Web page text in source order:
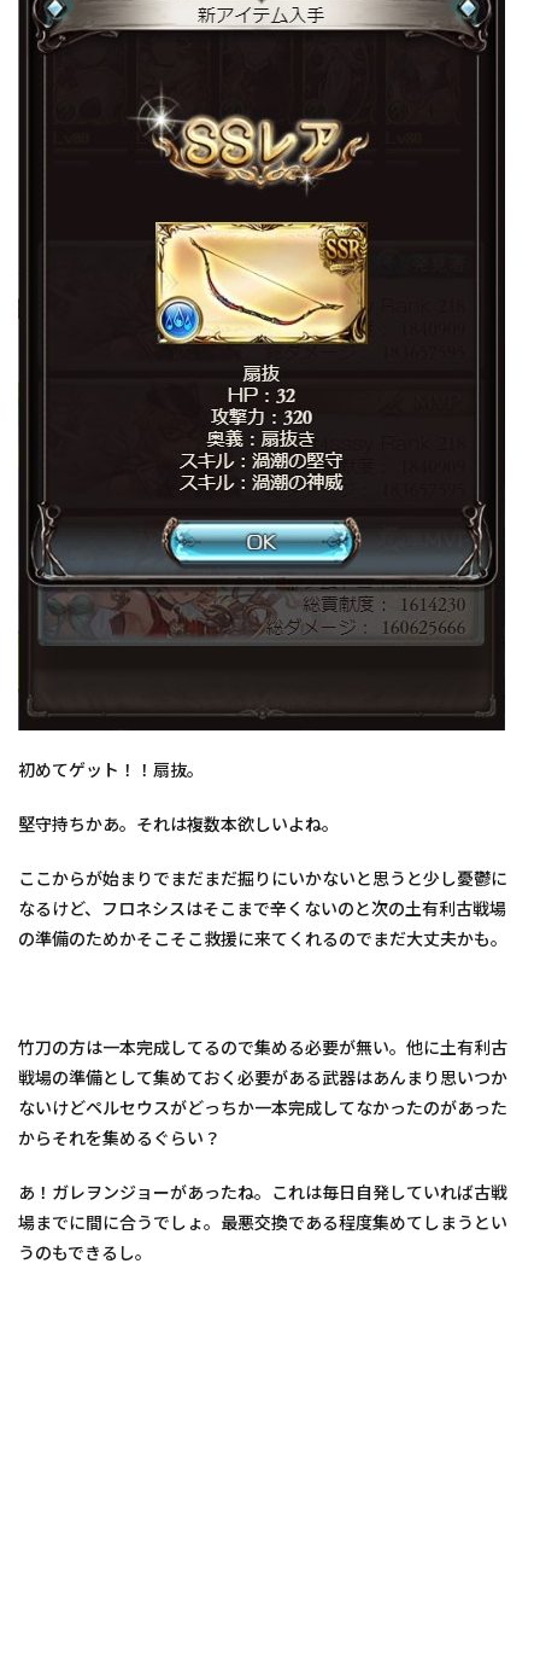
初めてゲット！！扇抜。
堅守持ちかあ。それは複数本欲しいよね。
ここからが始まりでまだまだ掘りにいかないと思うと少し憂鬱に
なるけど、フロネシスはそこまで辛くないのと次の土有利古戦場
の準備のためかそこそこ救援に来てくれるのでまだ大丈夫かも。
竹刀の方は一本完成してるので集める必要が無い。他に土有利古
戦場の準備として集めておく必要がある武器はあんまり思いつか
ないけどペルセウスがどっちか一本完成してなかったのがあった
からそれを集めるぐらい？
あ！ガレヲンジョーがあったね。これは毎日自発していれば古戦
場までに間に合うでしょ。最悪交換である程度集めてしまうとい
うのもできるし。